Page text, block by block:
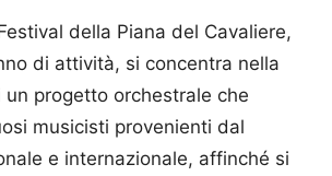
della Piana del Cavaliere,
di attività, si concentra nella
un progetto orchestrale che
musicisti provenienti dal
e internazionale, affinché si